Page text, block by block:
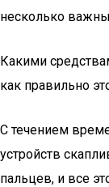
несколько
Какими
как правильно
С течением
устройств
пальцев, и все